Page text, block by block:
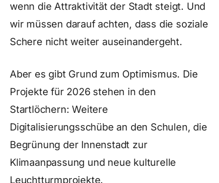
wenn die Attraktivität der Stadt steigt. Und
wir müssen darauf achten, dass die soziale
Schere nicht weiter auseinandergeht.
Aber es gibt Grund zum Optimismus. Die
Projekte für 2026 stehen in den
Startlöchern: Weitere
Digitalisierungsschübe an den Schulen, die
Begrünung der Innenstadt zur
Klimaanpassung und neue kulturelle
Leuchtturmprojekte.